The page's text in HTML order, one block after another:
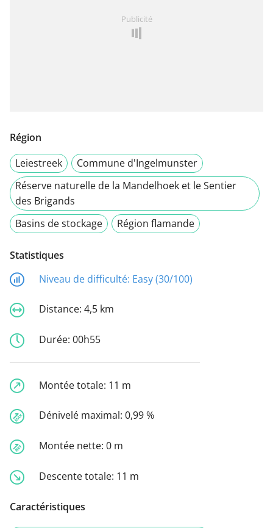
Publicité
Région
Leiestreek
Commune d'Ingelmunster
Réserve naturelle de la Mandelhoek et le Sentier
des Brigands
Basins de stockage
Région flamande
Statistiques
Niveau de difficulté: Easy (30/100)
Distance: 4,5 km
Durée: 00h55
Montée totale: 11 m
Dénivelé maximal: 0,99 %
Montée nette: 0 m
Descente totale: 11 m
Caractéristiques